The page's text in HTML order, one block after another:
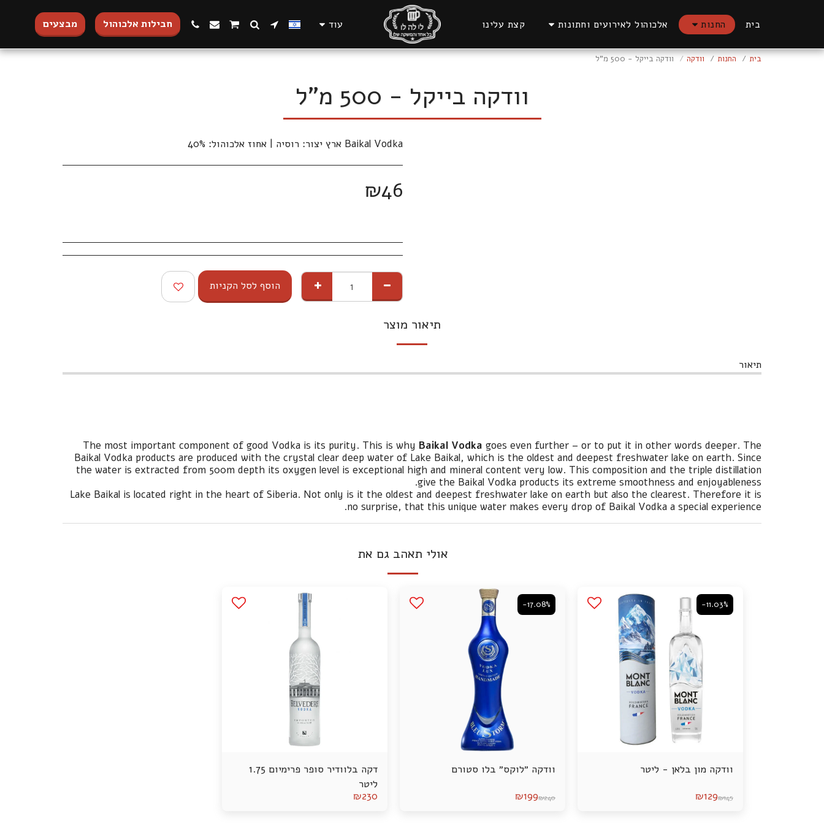
בית החנות אלכוהול לאירועים וחתונות קצת עלינו עוד חבילות אלכוהול מבצעים
בית החנות וודקה וודקה בייקל - 500 מ"ל
וודקה בייקל - 500 מ"ל
Baikal Vodka ארץ יצור: רוסיה | אחוז אלכוהול: 40%
₪46
הוסף לסל הקניות
תיאור מוצר
תיאור
The most important component of good Vodka is its purity. This is why Baikal Vodka goes even further – or to put it in other words deeper. The
Baikal Vodka products are produced with the crystal clear deep water of Lake Baikal, which is the oldest and deepest freshwater lake on earth. Since
the water is extracted from 500m depth its oxygen level is exceptional high and mineral content very low. This composition and the triple distillation
give the Baikal Vodka products its extreme smoothness and enjoyableness.
Lake Baikal is located right in the heart of Siberia. Not only is it the oldest and deepest freshwater lake on earth but also the clearest. Therefore it is
no surprise, that this unique water makes every drop of Baikal Vodka a special experience.
אולי תאהב גם את
-11.03%
וודקה מון בלאן - ליטר
₪145
₪129
-17.08%
וודקה ״לוקס״ בלו סטורם
₪240
₪199
דקה בלוודיר סופר פרימיום 1.75
ליטר
₪230